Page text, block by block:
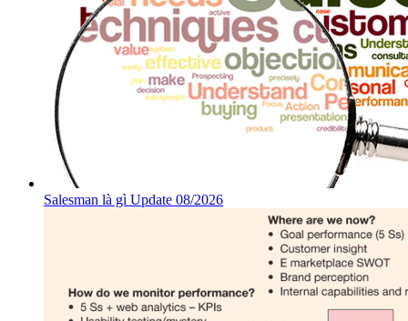
Salesman là gì Update 08/2026